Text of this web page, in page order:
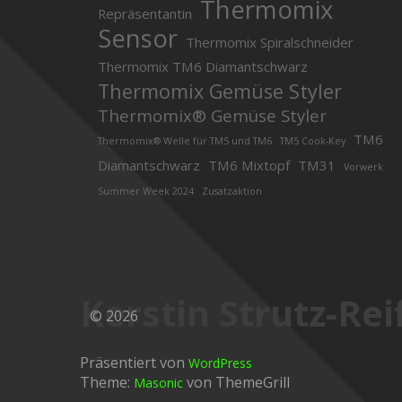
Repräsentantin Thermomix
Sensor Thermomix Spiralschneider
Thermomix TM6 Diamantschwarz
Thermomix Gemüse Styler
Thermomix® Gemüse Styler
Thermomix® Welle für TM5 und TM6 TM5 Cook-Key
TM6
Diamantschwarz TM6 Mixtopf TM31
Vorwerk
Summer Week 2024
Zusatzaktion
Kerstin Strutz-
© 2026
Präsentiert von WordPress
Theme: Masonic von ThemeGrill